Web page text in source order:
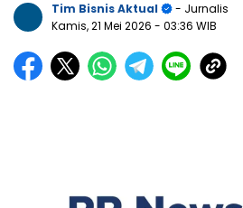
Tim Bisnis Aktual
- Jurnalis
Kamis, 21 Mei 2026 - 03:36 WIB